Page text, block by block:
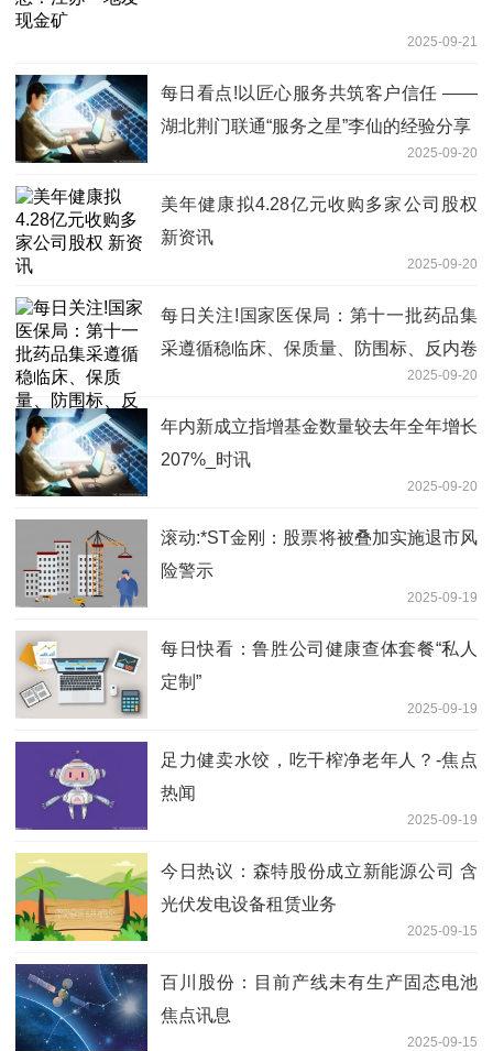
2025-09-21
每日看点!以匠心服务共筑客户信任 ——
湖北荆门联通“服务之星”李仙的经验分享
2025-09-20
美年健康拟4.28亿元收购多家公司股权
新资讯
2025-09-20
每日关注!国家医保局：第十一批药品集
采遵循稳临床、保质量、防围标、反内卷
2025-09-20
年内新成立指增基金数量较去年全年增长
207%_时讯
2025-09-20
滚动:*ST金刚：股票将被叠加实施退市风
险警示
2025-09-19
每日快看：鲁胜公司健康查体套餐“私人
定制”
2025-09-19
足力健卖水饺，吃干榨净老年人？-焦点
热闻
2025-09-19
今日热议：森特股份成立新能源公司 含
光伏发电设备租赁业务
2025-09-15
百川股份：目前产线未有生产固态电池
焦点讯息
2025-09-15